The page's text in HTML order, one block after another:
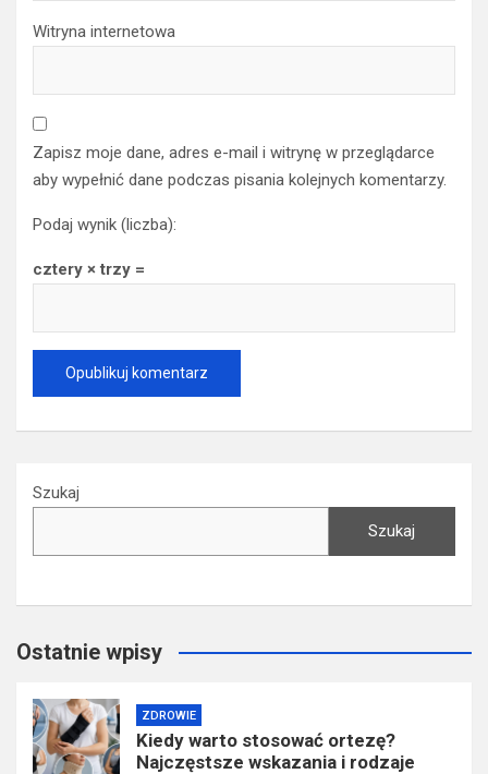
Witryna internetowa
Zapisz moje dane, adres e-mail i witrynę w przeglądarce
aby wypełnić dane podczas pisania kolejnych komentarzy.
Podaj wynik (liczba):
cztery × trzy =
Szukaj
Szukaj
Ostatnie wpisy
ZDROWIE
Kiedy warto stosować ortezę?
Najczęstsze wskazania i rodzaje